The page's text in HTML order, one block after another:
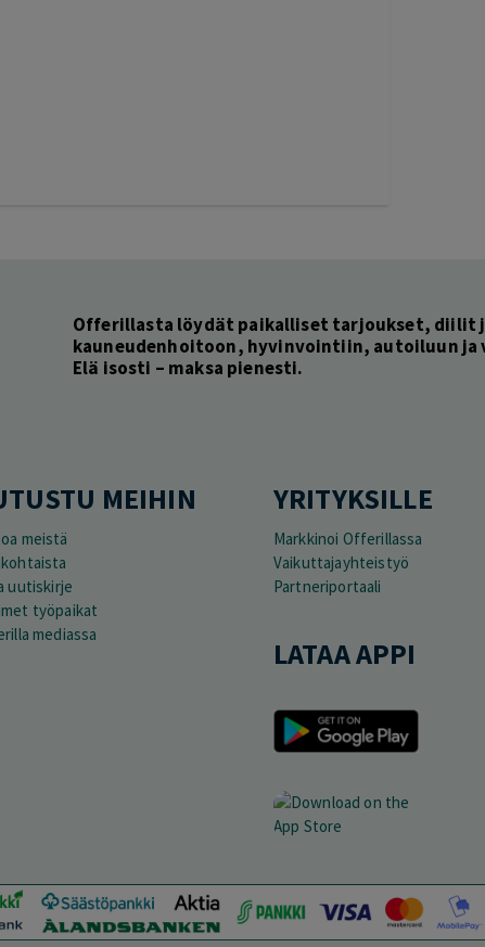
Offerillasta löydät paikalliset tarjoukset,
kauneudenhoitoon, hyvinvointiin, autoiluun ja
Elä isosti – maksa pienesti.
MEIHIN
meistä
uutiskirje
työpaikat
mediassa
YRITYKSILLE
Markkinoi Offerillassa
Vaikuttajayhteistyö
Partneriportaali
LATAA APPI